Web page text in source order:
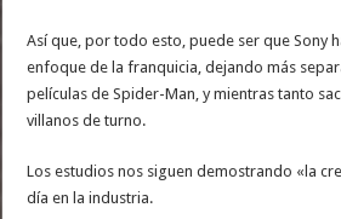
Así que, por todo esto, puede ser que Sony
enfoque de la franquicia, dejando más
películas de Spider-Man, y mientras tanto
villanos de turno.
Los estudios nos siguen demostrando «la
día en la industria.